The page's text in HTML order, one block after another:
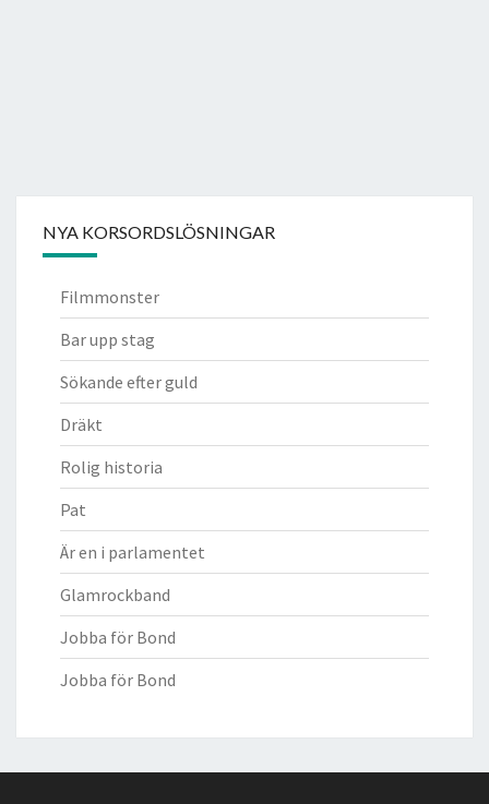
NYA KORSORDSLÖSNINGAR
Filmmonster
Bar upp stag
Sökande efter guld
Dräkt
Rolig historia
Pat
Är en i parlamentet
Glamrockband
Jobba för Bond
Jobba för Bond